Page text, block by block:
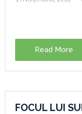
Read More
FOCUL LUI